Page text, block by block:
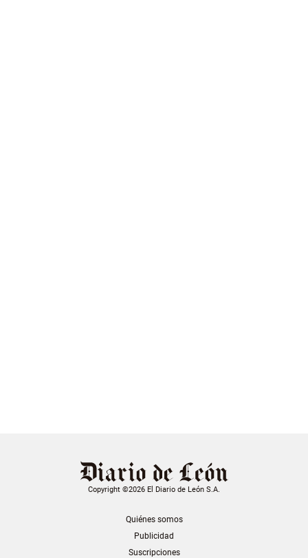
Copyright ©2026 El Diario de León S.A.
Quiénes somos
Publicidad
Suscripciones